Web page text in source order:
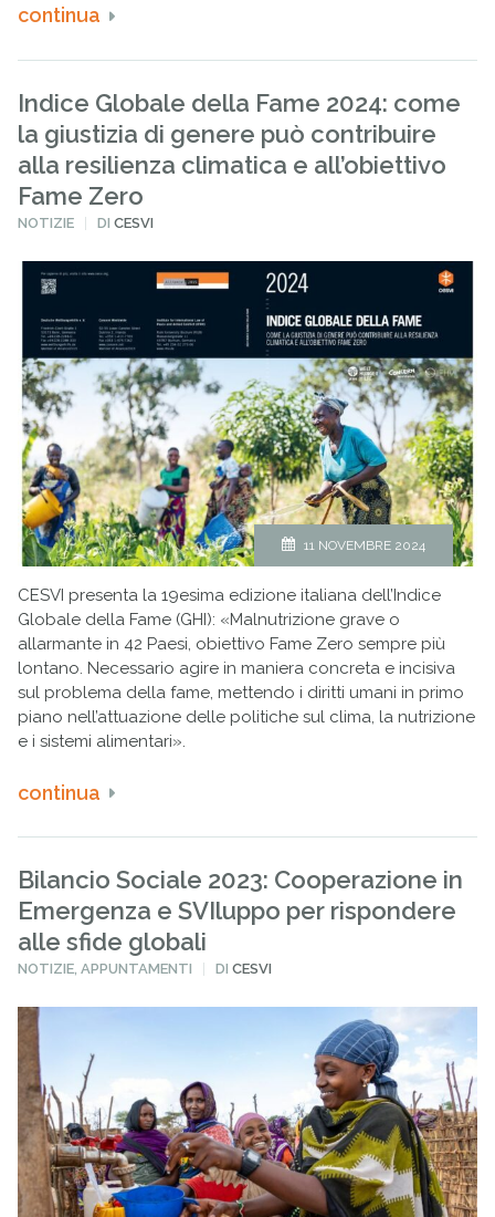
continua
Indice Globale della Fame 2024: come
la giustizia di genere può contribuire
alla resilienza climatica e all’obiettivo
Fame Zero
PUBBLICATO
NOTIZIE DICESVI
11 NOVEMBRE 2024
CESVI presenta la 19esima edizione italiana dell’Indice
Globale della Fame (GHI): «Malnutrizione grave o
allarmante in 42 Paesi, obiettivo Fame Zero sempre più
lontano. Necessario agire in maniera concreta e incisiva
sul problema della fame, mettendo i diritti umani in primo
piano nell’attuazione delle politiche sul clima, la nutrizione
e i sistemi alimentari».
continua
Bilancio Sociale 2023: Cooperazione in
Emergenza e SVIluppo per rispondere
alle sfide globali
PUBBLICATO
NOTIZIE,APPUNTAMENTI DICESVI